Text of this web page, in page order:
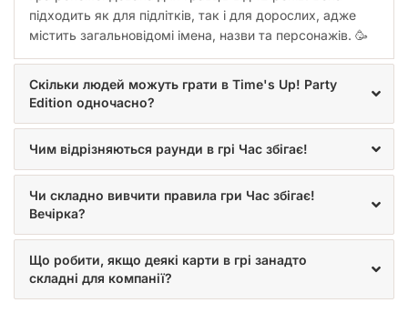
підходить як для підлітків, так і для дорослих, адже
містить загальновідомі імена, назви та персонажів. 🥳
Скільки людей можуть грати в Time's Up! Party
Edition одночасно?
Чим відрізняються раунди в грі Час збігає!
Чи складно вивчити правила гри Час збігає!
Вечірка?
Що робити, якщо деякі карти в грі занадто
складні для компанії?